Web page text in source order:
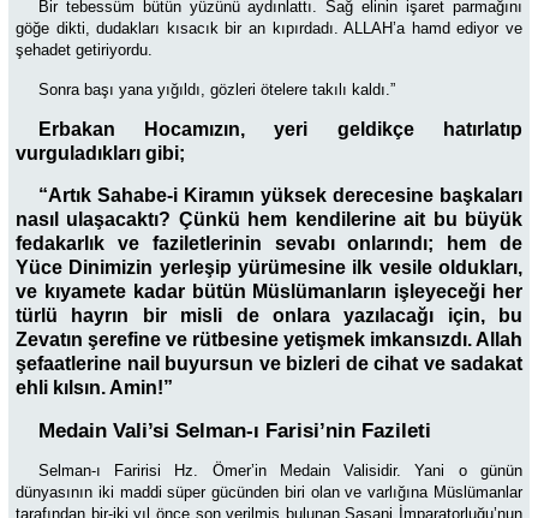
Bir tebessüm bütün yüzünü aydınlattı. Sağ elinin işaret parmağını
göğe dikti, dudakları kısacık bir an kıpırdadı. ALLAH’a hamd ediyor ve
şehadet getiriyordu.
Sonra başı yana yığıldı, gözleri ötelere takılı kaldı.”
Erbakan Hocamızın, yeri geldikçe hatırlatıp
vurguladıkları gibi;
“Artık Sahabe-i Kiramın yüksek derecesine başkaları
nasıl ulaşacaktı? Çünkü hem kendilerine ait bu büyük
fedakarlık ve faziletlerinin sevabı onlarındı; hem de
Yüce Dinimizin yerleşip yürümesine ilk vesile oldukları,
ve kıyamete kadar bütün Müslümanların işleyeceği her
türlü hayrın bir misli de onlara yazılacağı için, bu
Zevatın şerefine ve rütbesine yetişmek imkansızdı. Allah
şefaatlerine nail buyursun ve bizleri de cihat ve sadakat
ehli kılsın. Amin!”
Medain Vali’si Selman-ı Farisi’nin Fazileti
Selman-ı Faririsi Hz. Ömer’in Medain Valisidir. Yani o günün
dünyasının iki maddi süper gücünden biri olan ve varlığına Müslümanlar
tarafından bir-iki yıl önce son verilmiş bulunan Sasani İmparatorluğu’nun